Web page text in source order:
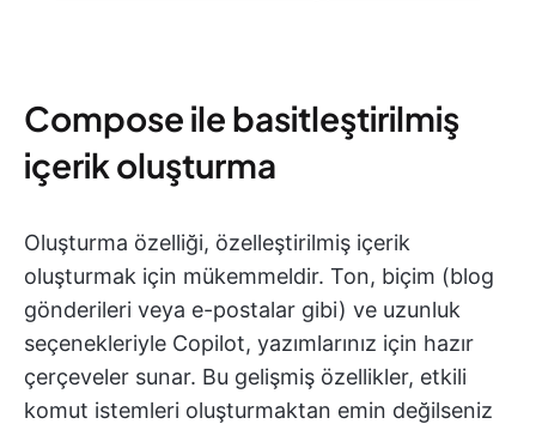
Compose ile basitleştirilmiş
içerik oluşturma
Oluşturma özelliği, özelleştirilmiş içerik
oluşturmak için mükemmeldir. Ton, biçim (blog
gönderileri veya e-postalar gibi) ve uzunluk
seçenekleriyle Copilot, yazımlarınız için hazır
çerçeveler sunar. Bu gelişmiş özellikler, etkili
komut istemleri oluşturmaktan emin değilseniz